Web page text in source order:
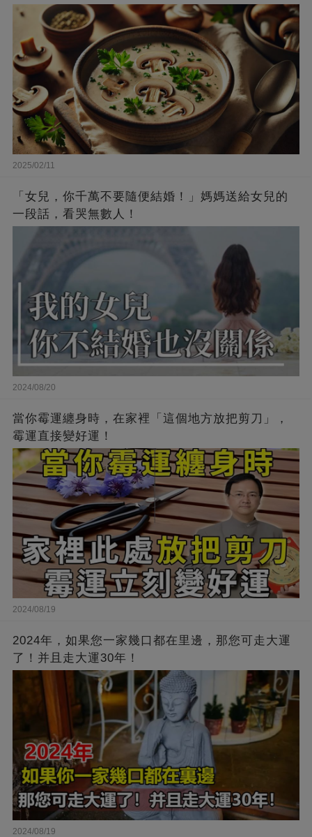
2025/02/11
「女兒，你千萬不要隨便結婚！」媽媽送給女兒的
一段話，看哭無數人！
2024/08/20
當你霉運纏身時，在家裡「這個地方放把剪刀」，
霉運直接變好運！
2024/08/19
2024年，如果您一家幾口都在里邊，那您可走大運
了！并且走大運30年！
2024/08/19